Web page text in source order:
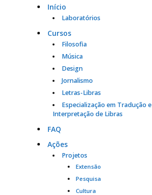
Lista de Laboratórios
Serviços e Formulários
Processo Seletivo
Início
Laboratórios
Cursos
Filosofia
Música
Design
Jornalismo
Letras-Libras
Especialização em Tradução e
Interpretação de Libras
FAQ
Ações
Projetos
Extensão
Pesquisa
Cultura